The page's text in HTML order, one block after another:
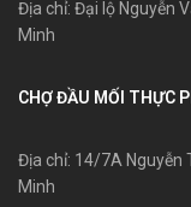
Địa chỉ: Đại lộ Nguyễn
Minh
CHỢ ĐẦU MỐI THỰC
Địa chỉ: 14/7A Nguyễn
Minh